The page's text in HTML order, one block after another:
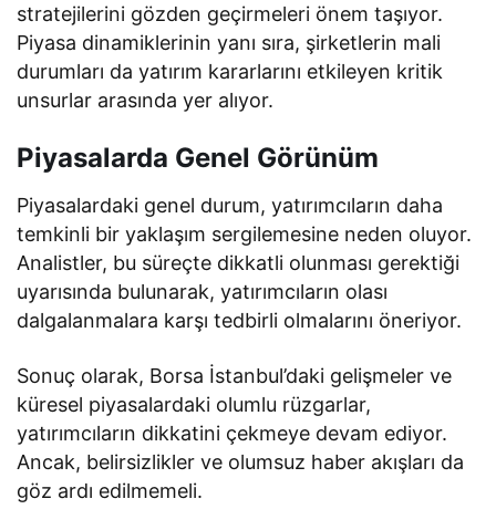
stratejilerini gözden geçirmeleri önem taşıyor.
Piyasa dinamiklerinin yanı sıra, şirketlerin mali
durumları da yatırım kararlarını etkileyen kritik
unsurlar arasında yer alıyor.
Piyasalarda Genel Görünüm
Piyasalardaki genel durum, yatırımcıların daha
temkinli bir yaklaşım sergilemesine neden oluyor.
Analistler, bu süreçte dikkatli olunması gerektiği
uyarısında bulunarak, yatırımcıların olası
dalgalanmalara karşı tedbirli olmalarını öneriyor.
Sonuç olarak, Borsa İstanbul’daki gelişmeler ve
küresel piyasalardaki olumlu rüzgarlar,
yatırımcıların dikkatini çekmeye devam ediyor.
Ancak, belirsizlikler ve olumsuz haber akışları da
göz ardı edilmemeli.